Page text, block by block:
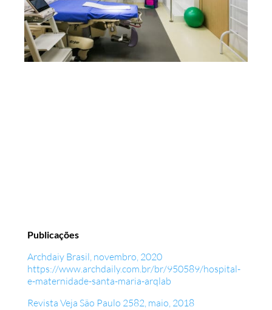
Publicações
Archdaiy Brasil, novembro, 2020
https://www.archdaily.com.br/br/950589/hospital-
e-maternidade-santa-maria-arqlab
Revista Veja São Paulo 2582, maio, 2018